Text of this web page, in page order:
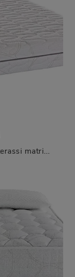
Scopri nel nostro showroom i Materassi matrimoniali: il modello Aquaterm Firm System in poliuretano ti attende per assicurarti il sonno più profondo.